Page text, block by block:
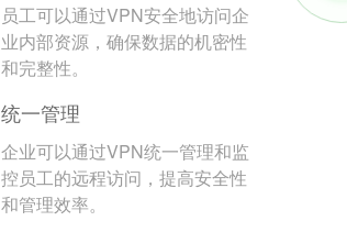
员工可以通过VPN安全地访问企
业内部资源，确保数据的机密性
和完整性。
统一管理
企业可以通过VPN统一管理和监
控员工的远程访问，提高安全性
和管理效率。